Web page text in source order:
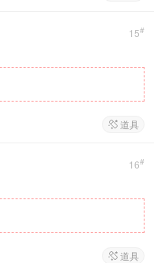
15#
 道具
16#
 道具